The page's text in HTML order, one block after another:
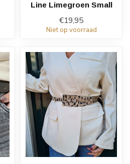
Line Limegroen Small
€19,95
Niet op voorraad